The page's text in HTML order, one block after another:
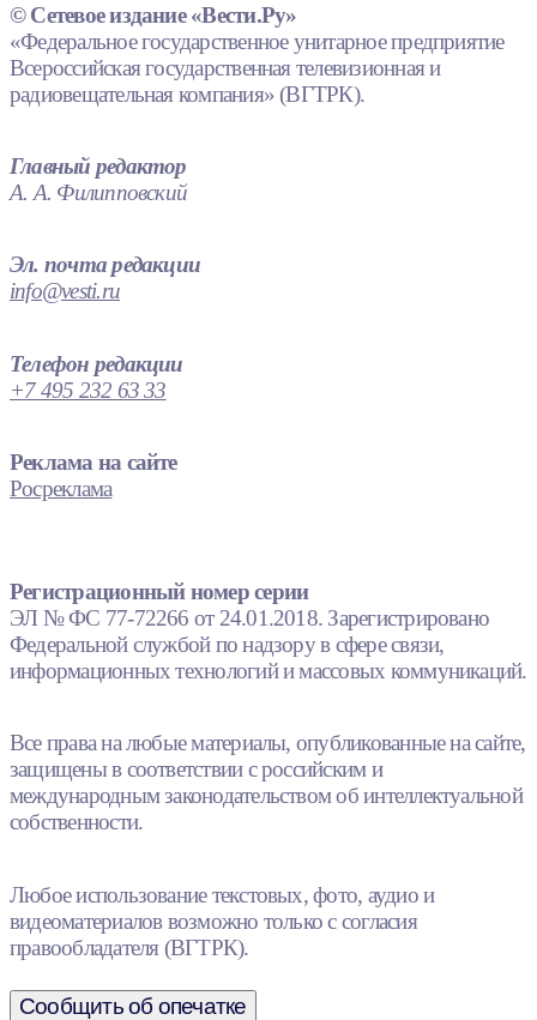
© Сетевое издание «Вести.Ру»
«Федеральное государственное унитарное предприятие
Всероссийская государственная телевизионная и
радиовещательная компания» (ВГТРК).
Главный редактор
А. А. Филипповский
Эл. почта редакции
info@vesti.ru
Телефон редакции
+7 495 232 63 33
Реклама на сайте
Росреклама
Регистрационный номер серии
ЭЛ № ФС 77-72266 от 24.01.2018. Зарегистрировано
Федеральной службой по надзору в сфере связи,
информационных технологий и массовых коммуникаций.
Все права на любые материалы, опубликованные на сайте,
защищены в соответствии с российским и
международным законодательством об интеллектуальной
собственности.
Любое использование текстовых, фото, аудио и
видеоматериалов возможно только с согласия
правообладателя (ВГТРК).
Сообщить об опечатке